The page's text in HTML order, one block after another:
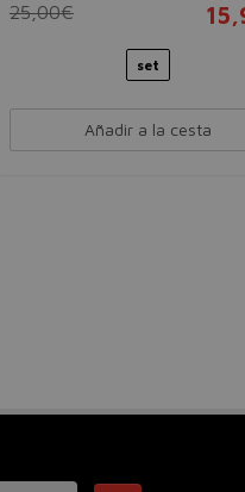
25,00€
set
Añadir a la cesta